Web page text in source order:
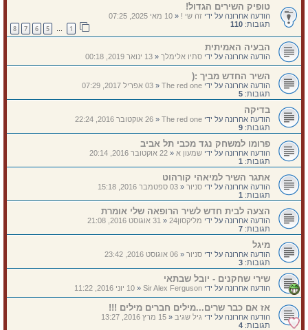
טופיק השירים הגדול!
הודעה אחרונה על ידי זה שי ! «10 מאי 2025, 07:25
תגובות: 110
…
5
6
7
8
הבעיה האמיתית
הודעה אחרונה על ידי סתיו אלימלך«13 ינואר 2019, 00:18
השיר החדש מביך :(
הודעה אחרונה על ידי The red one
«03 אפריל 2017, 07:29
תגובות: 5
בדיקה
הודעה אחרונה על ידי The red one
«26 אוקטובר 2016, 22:24
תגובות: 9
פרומו למשחק נגד מכבי תל אביב
הודעה אחרונה על ידי שמעון א«22 אוקטובר 2016, 20:14
תגובות: 1
אתגר השיר למיאהי קורהוט
הודעה אחרונה על ידי סניור«03 ספטמבר 2016, 15:18
תגובות: 1
הצעה לבית חדש לשיר הרופאה שלי אומרת
הודעה אחרונה על ידי מליקסון24 «31 אוגוסט 2016, 21:08
תגובות: 7
מיגל
הודעה אחרונה על ידי סניור«06 אוגוסט 2016, 23:42
תגובות: 3
שירי שחקנים - יובל שבתאי
הודעה אחרונה על ידי Sir Alex Ferguson
«10 יוני 2016, 11:22
אז אם כבר שרים...מילים חברים מילים !!!
הודעה אחרונה על ידי גיל שגיב«15 מרץ 2016, 13:27
תגובות: 4